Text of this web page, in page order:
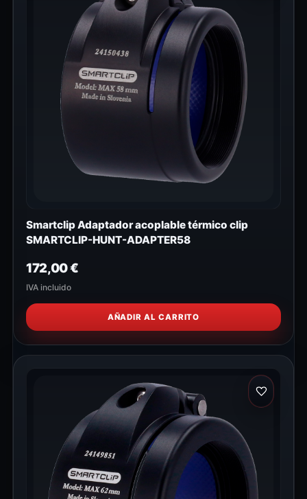
Smartclip Adaptador acoplable térmico clip
SMARTCLIP-HUNT-ADAPTER58
172,00€
IVA incluido
AÑADIR AL CARRITO